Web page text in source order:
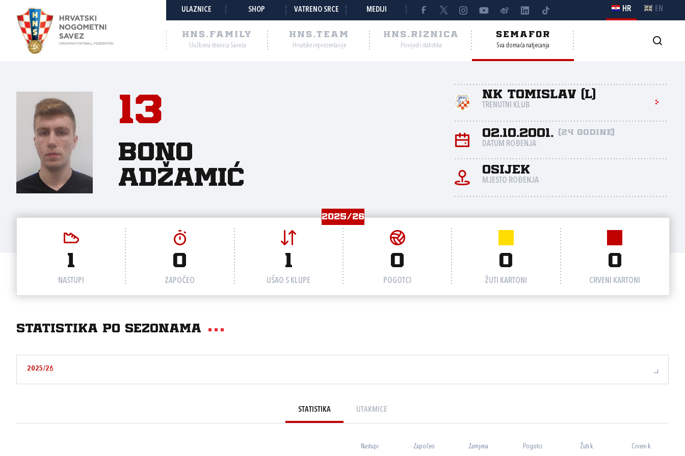
ULAZNICE SHOP VATRENO SRCE MEDIJI HR EN
HNS.FAMILY
Službena stranica Saveza
HNS.TEAM
Hrvatske reprezentacije
HNS.RIZNICA
Povijest i statistika
SEMAFOR
Sva domaća natjecanja
13
Bono
Adžamić
NK Tomislav (L)
TRENUTNI KLUB
02.10.2001. (24 godine)
DATUM ROĐENJA
Osijek
MJESTO ROĐENJA
2025/26
1
NASTUPI
0
ZAPOČEO
1
UŠAO S KLUPE
0
POGOTCI
0
ŽUTI KARTONI
0
CRVENI KARTONI
Statistika po sezonama
2025/26
STATISTIKA UTAKMICE
Nastupi Započeo Zamjena Pogotci Žuti k. Crveni k.